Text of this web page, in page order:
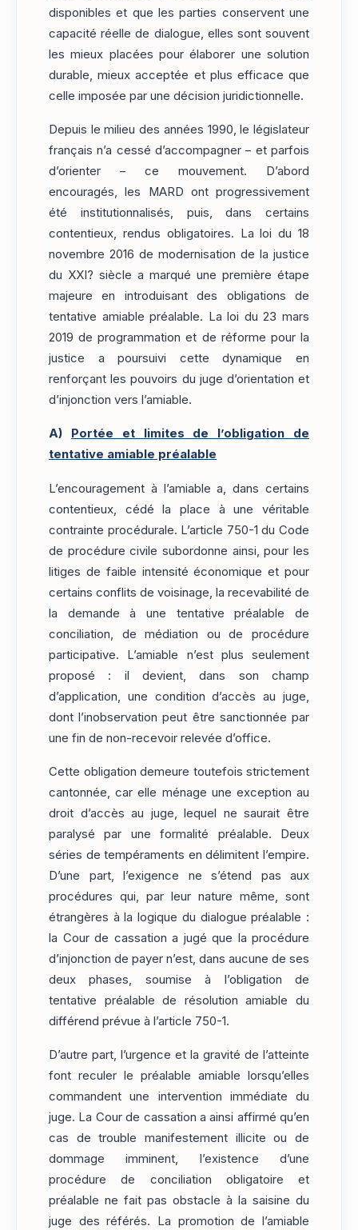
disponibles et que les parties conservent une
capacité réelle de dialogue, elles sont souvent
les mieux placées pour élaborer une solution
durable, mieux acceptée et plus efficace que
celle imposée par une décision juridictionnelle.
Depuis le milieu des années 1990, le législateur
français n’a cessé d’accompagner – et parfois
d’orienter – ce mouvement. D’abord
encouragés, les MARD ont progressivement
été institutionnalisés, puis, dans certains
contentieux, rendus obligatoires. La loi du 18
novembre 2016 de modernisation de la justice
du XXI? siècle a marqué une première étape
majeure en introduisant des obligations de
tentative amiable préalable. La loi du 23 mars
2019 de programmation et de réforme pour la
justice a poursuivi cette dynamique en
renforçant les pouvoirs du juge d’orientation et
d’injonction vers l’amiable.
A)
Portée et limites de l’obligation de
tentative amiable préalable
L’encouragement à l’amiable a, dans certains
contentieux, cédé la place à une véritable
contrainte procédurale. L’article 750-1 du Code
de procédure civile subordonne ainsi, pour les
litiges de faible intensité économique et pour
certains conflits de voisinage, la recevabilité de
la demande à une tentative préalable de
conciliation, de médiation ou de procédure
participative. L’amiable n’est plus seulement
proposé : il devient, dans son champ
d’application, une condition d’accès au juge,
dont l’inobservation peut être sanctionnée par
une fin de non-recevoir relevée d’office.
Cette obligation demeure toutefois strictement
cantonnée, car elle ménage une exception au
droit d’accès au juge, lequel ne saurait être
paralysé par une formalité préalable. Deux
séries de tempéraments en délimitent l’empire.
D’une part, l’exigence ne s’étend pas aux
procédures qui, par leur nature même, sont
étrangères à la logique du dialogue préalable :
la Cour de cassation a jugé que la procédure
d’injonction de payer n’est, dans aucune de ses
deux phases, soumise à l’obligation de
tentative préalable de résolution amiable du
différend prévue à l’article 750-1.
D’autre part, l’urgence et la gravité de l’atteinte
font reculer le préalable amiable lorsqu’elles
commandent une intervention immédiate du
juge. La Cour de cassation a ainsi affirmé qu’en
cas de trouble manifestement illicite ou de
dommage imminent, l’existence d’une
procédure de conciliation obligatoire et
préalable ne fait pas obstacle à la saisine du
juge des référés. La promotion de l’amiable